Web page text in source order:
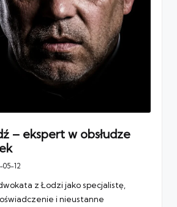
– ekspert w obsłudze
05-12
z Łodzi jako specjalistę,
i nieustanne